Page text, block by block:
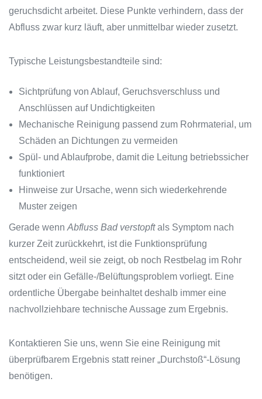
geruchsdicht arbeitet. Diese Punkte verhindern, dass der
Abfluss zwar kurz läuft, aber unmittelbar wieder zusetzt.
Typische Leistungsbestandteile sind:
Sichtprüfung von Ablauf, Geruchsverschluss und
Anschlüssen auf Undichtigkeiten
Mechanische Reinigung passend zum Rohrmaterial, um
Schäden an Dichtungen zu vermeiden
Spül- und Ablaufprobe, damit die Leitung betriebssicher
funktioniert
Hinweise zur Ursache, wenn sich wiederkehrende
Muster zeigen
Gerade wenn Abfluss Bad verstopftals Symptom nach
kurzer Zeit zurückkehrt, ist die Funktionsprüfung
entscheidend, weil sie zeigt, ob noch Restbelag im Rohr
sitzt oder ein Gefälle-/Belüftungsproblem vorliegt. Eine
ordentliche Übergabe beinhaltet deshalb immer eine
nachvollziehbare technische Aussage zum Ergebnis.
Kontaktieren Sie uns, wenn Sie eine Reinigung mit
überprüfbarem Ergebnis statt reiner „Durchstoß“-Lösung
benötigen.